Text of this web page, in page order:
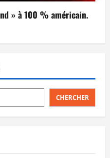
» à 100 % américain.
CHERCHER